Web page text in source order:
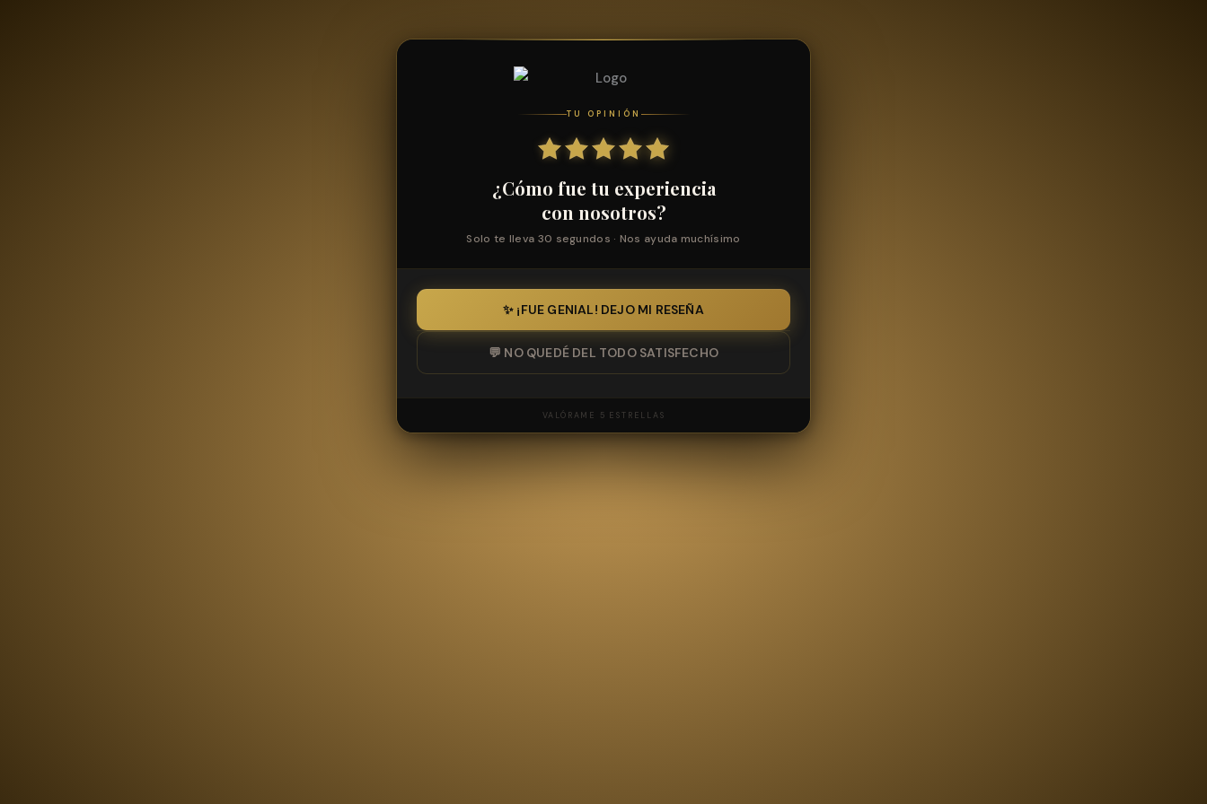
TU OPINIÓN
¿Cómo fue tu experiencia
con nosotros?
Solo te lleva 30 segundos · Nos ayuda muchísimo
✨ ¡FUE GENIAL! DEJO MI RESEÑA
💬 NO QUEDÉ DEL TODO SATISFECHO
VALÓRAME 5 ESTRELLAS